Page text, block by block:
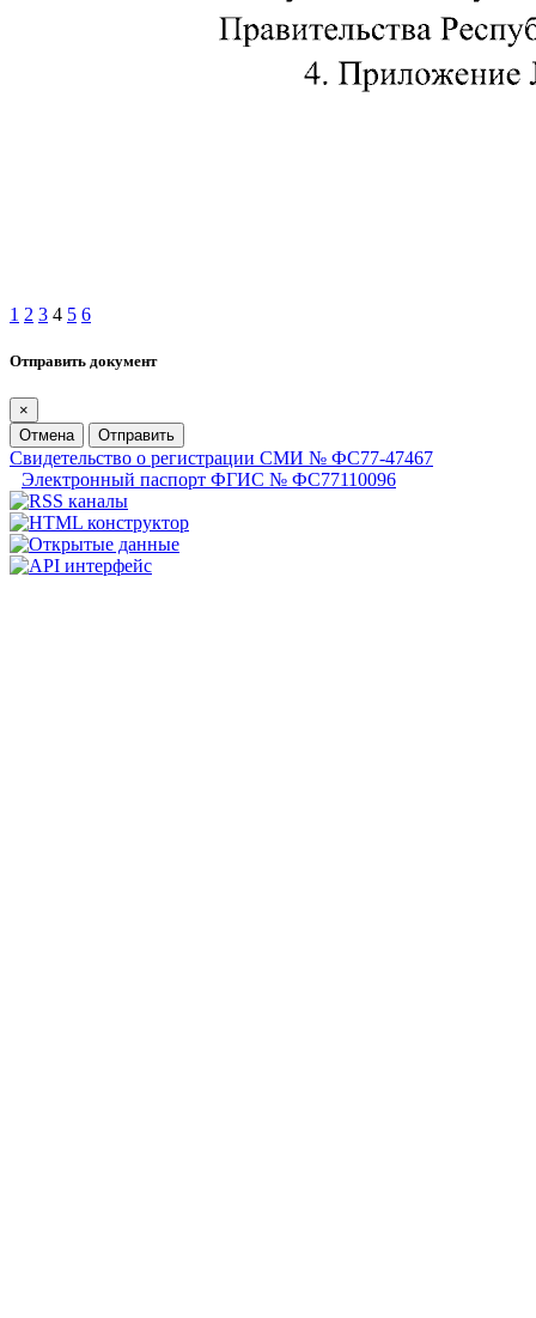
1 2 3 4 5 6
Отправить документ
×
Отмена
Отправить
Свидетельство о регистрации СМИ № ФС77-47467
Электронный паспорт ФГИС № ФС77110096